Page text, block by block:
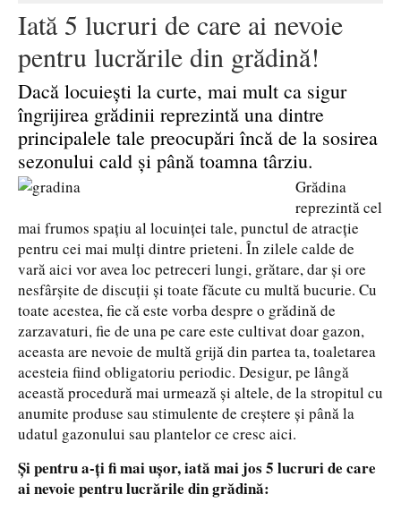
Iată 5 lucruri de care ai nevoie
pentru lucrările din grădină!
Dacă locuiești la curte, mai mult ca sigur
îngrijirea grădinii reprezintă una dintre
principalele tale preocupări încă de la sosirea
sezonului cald și până toamna târziu.
Grădina
reprezintă cel
mai frumos spațiu al locuinței tale, punctul de atracție
pentru cei mai mulți dintre prieteni. În zilele calde de
vară aici vor avea loc petreceri lungi, grătare, dar și ore
nesfârșite de discuții și toate făcute cu multă bucurie. Cu
toate acestea, fie că este vorba despre o grădină de
zarzavaturi, fie de una pe care este cultivat doar gazon,
aceasta are nevoie de multă grijă din partea ta, toaletarea
acesteia fiind obligatoriu periodic. Desigur, pe lângă
această procedură mai urmează și altele, de la stropitul cu
anumite produse sau stimulente de creștere și până la
udatul gazonului sau plantelor ce cresc aici.
Și pentru a-ți fi mai ușor, iată mai jos 5 lucruri de care
ai nevoie pentru lucrările din grădină: